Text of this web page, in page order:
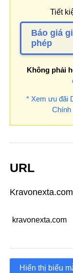
Tiết
Báo giá
phép
Không phải
* Xem ưu đãi
Chính
URL
kravonexta.com
Hiển thị biểu